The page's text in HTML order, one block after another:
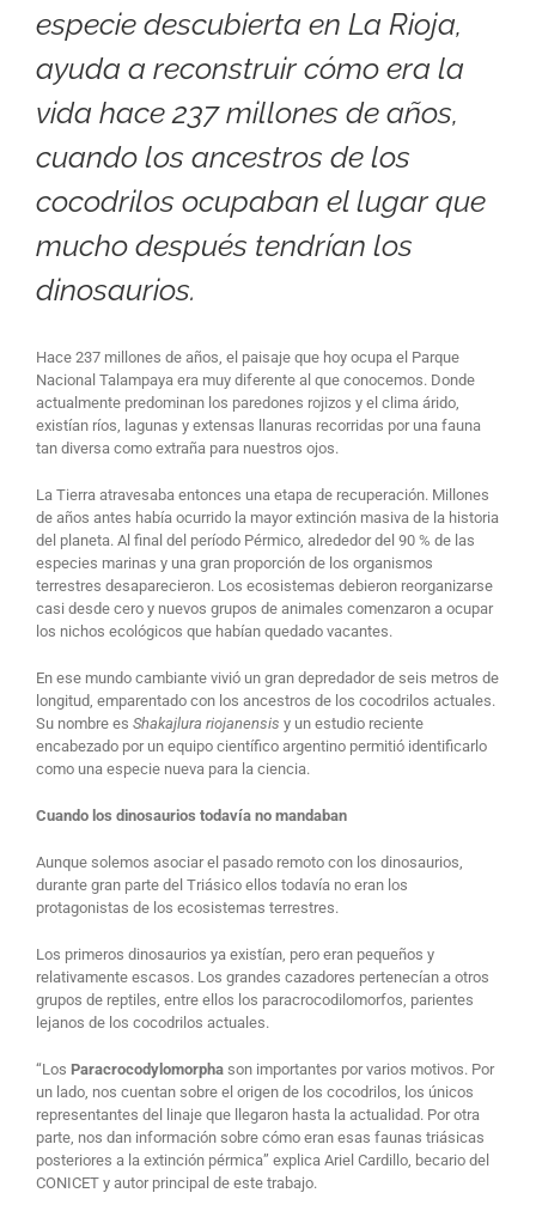
especie descubierta en La Rioja,
ayuda a reconstruir cómo era la
vida hace 237 millones de años,
cuando los ancestros de los
cocodrilos ocupaban el lugar que
mucho después tendrían los
dinosaurios.
Hace 237 millones de años, el paisaje que hoy ocupa el Parque
Nacional Talampaya era muy diferente al que conocemos. Donde
actualmente predominan los paredones rojizos y el clima árido,
existían ríos, lagunas y extensas llanuras recorridas por una fauna
tan diversa como extraña para nuestros ojos.
La Tierra atravesaba entonces una etapa de recuperación. Millones
de años antes había ocurrido la mayor extinción masiva de la historia
del planeta. Al final del período Pérmico, alrededor del 90 % de las
especies marinas y una gran proporción de los organismos
terrestres desaparecieron. Los ecosistemas debieron reorganizarse
casi desde cero y nuevos grupos de animales comenzaron a ocupar
los nichos ecológicos que habían quedado vacantes.
En ese mundo cambiante vivió un gran depredador de seis metros de
longitud, emparentado con los ancestros de los cocodrilos actuales.
Su nombre es Shakajlura riojanensis y un estudio reciente
encabezado por un equipo científico argentino permitió identificarlo
como una especie nueva para la ciencia.
Cuando los dinosaurios todavía no mandaban
Aunque solemos asociar el pasado remoto con los dinosaurios,
durante gran parte del Triásico ellos todavía no eran los
protagonistas de los ecosistemas terrestres.
Los primeros dinosaurios ya existían, pero eran pequeños y
relativamente escasos. Los grandes cazadores pertenecían a otros
grupos de reptiles, entre ellos los paracrocodilomorfos, parientes
lejanos de los cocodrilos actuales.
“Los Paracrocodylomorphason importantes por varios motivos. Por
un lado, nos cuentan sobre el origen de los cocodrilos, los únicos
representantes del linaje que llegaron hasta la actualidad. Por otra
parte, nos dan información sobre cómo eran esas faunas triásicas
posteriores a la extinción pérmica” explica Ariel Cardillo, becario del
CONICET y autor principal de este trabajo.